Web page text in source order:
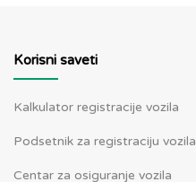
Korisni saveti
Kalkulator registracije vozila
Podsetnik za registraciju vozila
Centar za osiguranje vozila